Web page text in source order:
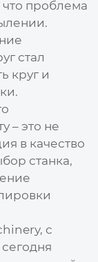
проблема
стал
круг и
– это не
в качество
станка,
с